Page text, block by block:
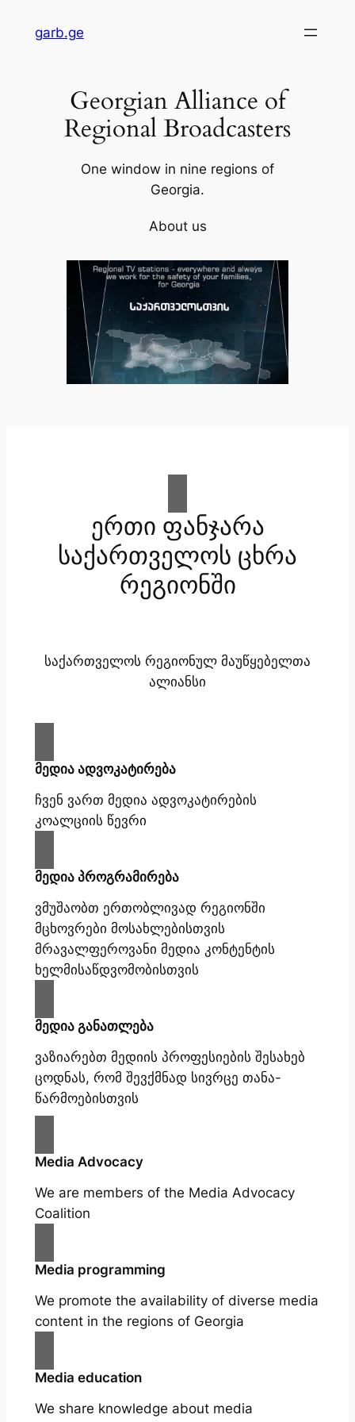
garb.ge
Georgian Alliance of
Regional Broadcasters
One window in nine regions of
Georgia.
About us
ერთი ფანჯარა
საქართველოს ცხრა
რეგიონში
საქართველოს რეგიონულ მაუწყებელთა
ალიანსი
მედია ადვოკატირება
ჩვენ ვართ მედია ადვოკატირების
კოალციის წევრი
მედია პროგრამირება
ვმუშაობთ ერთობლივად რეგიონში
მცხოვრები მოსახლებისთვის
მრავალფეროვანი მედია კონტენტის
ხელმისაწდვომობისთვის
მედია განათლება
ვაზიარებთ მედიის პროფესიების შესახებ
ცოდნას, რომ შევქმნად სივრცე თანა-
წარმოებისთვის
Media Advocacy
We are members of the Media Advocacy
Coalition
Media programming
We promote the availability of diverse media
content in the regions of Georgia
Media education
We share knowledge about media